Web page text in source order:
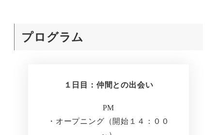
プログラム
１日目：仲間との出会い
PM
・オープニング（開始１４：００